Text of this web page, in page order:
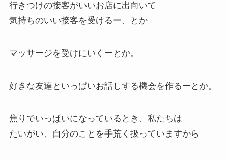
行きつけの接客がいいお店に出向いて
気持ちのいい接客を受けるー、とか
マッサージを受けにいくーとか。
好きな友達といっぱいお話しする機会を作るーとか。
焦りでいっぱいになっているとき、私たちは
たいがい、自分のことを手荒く扱っていますから